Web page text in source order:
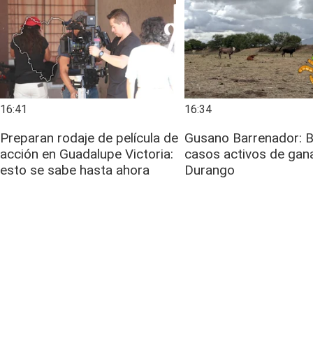
16:41
Preparan rodaje de película de
acción en Guadalupe Victoria:
esto se sabe hasta ahora
16:34
Gusano Barrenador:
casos activos de
Durango